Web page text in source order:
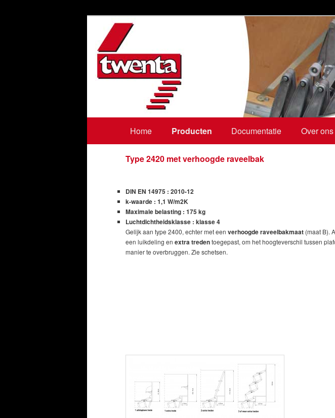
Twenta BV
bodentreppen, loftladders, vlieringtrappen, zoldertrappen,
Skip
to
content
Skip
to
content
Home Producten Documentatie Over ons
Type 2420 met verhoogde raveelbak
DIN EN 14975 : 2010-12
k-waarde : 1,1 W/m2K
Maximale belasting : 175 kg
Luchtdichtheidsklasse : klasse 4
Gelijk aan type 2400, echter met een verhoogde raveelbakmaat (maat B).
een luikdeling en extra tredentoegepast, om het hoogteverschil tussen
manier te overbruggen. Zie schetsen.